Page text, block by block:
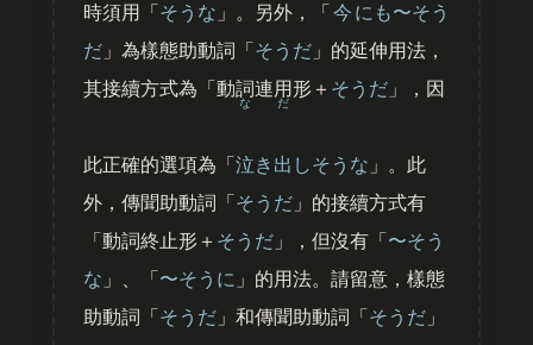
時須用「 そうな 」。另外，「 今 にも〜そう
だ 」為樣態助動詞「 そうだ 」的延伸用法，
其接續方式為「動詞連用形＋ そうだ 」，因
此正確的選項為「 泣
な
き 出
だ
しそうな 」。此
外，傳聞助動詞「 そうだ 」的接續方式有
「動詞終止形＋ そうだ 」，但沒有「 〜そう
な 」、「 〜そうに 」的用法。請留意，樣態
助動詞「 そうだ 」和傳聞助動詞「 そうだ 」